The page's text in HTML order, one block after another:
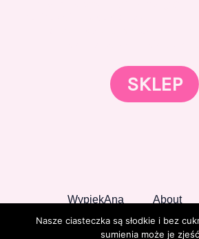
SKLEP
WypiekAna About
Nasze ciasteczka są słodkie i bez
sumienia może je